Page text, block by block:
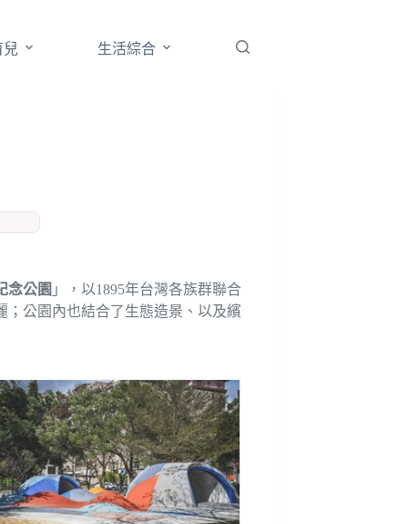
兒 生活綜合
念公園 」，以1895年台灣各族群聯合
公園內也結合了生態造景、以及繽